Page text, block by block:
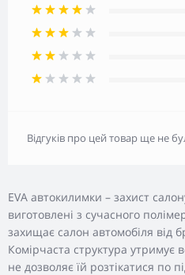
EVA автокилимки – захист
виготовлені з сучасного
захищає салон автомобіля від
Комірчаста структура утримує
не дозволяє їй розтікатися по
Відгуків про цей товар ще не